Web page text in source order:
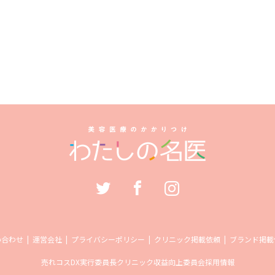
わせ 運営会社 プライバシーポリシー クリニック掲載依頼 ブランド掲
売れコスDX実行委員長クリニック収益向上委員会採用情報